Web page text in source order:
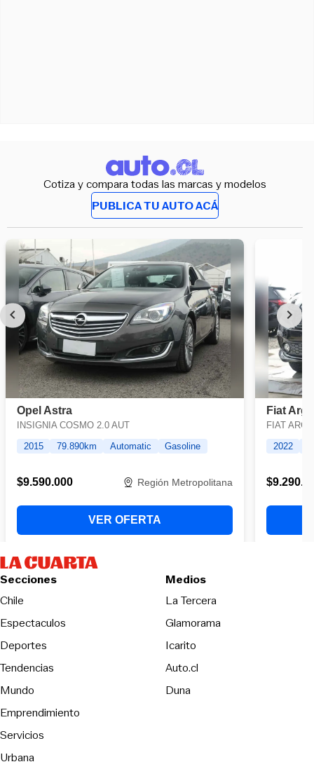
Cotiza y compara todas las marcas y modelos
PUBLICA TU AUTO ACÁ
Secciones
Chile
Espectaculos
Deportes
Tendencias
Mundo
Emprendimiento
Servicios
Urbana
Medios
La TerceraOpens in new
Glamorama
Icarito
Auto.cl
DunaOpens in new window